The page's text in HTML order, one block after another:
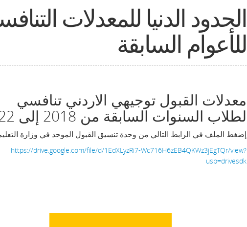
الحدود الدنيا للمعدلات
للأعوام السابقة
معدلات القبول توجيهي الاردني تنافسي
لطلاب السنوات السابقة من 2018 إلى 2022
إضغط الملف في الرابط التالي من وحدة تنسيق القبول الموحد في وزارة
https://drive.google.com/file/d/1EdXLyzRi7-Wc716H6zEB4QKWz3jEgTQr/view?
usp=drivesdk